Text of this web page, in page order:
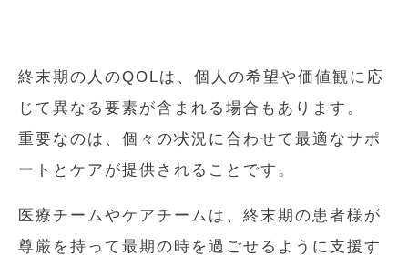
終末期の人のQOLは、個人の希望や価値観に応
じて異なる要素が含まれる場合もあります。
重要なのは、個々の状況に合わせて最適なサポ
ートとケアが提供されることです。
医療チームやケアチームは、終末期の患者様が
尊厳を持って最期の時を過ごせるように支援す